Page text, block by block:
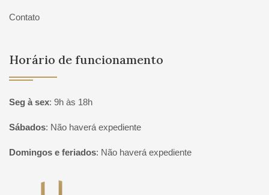
Contato
Horário de funcionamento
Seg à sex: 9h às 18h
Sábados: Não haverá expediente
Domingos e feriados: Não haverá expediente